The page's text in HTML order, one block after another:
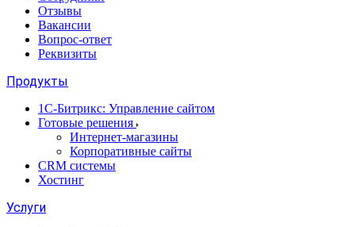
Отзывы
Вакансии
Вопрос-ответ
Реквизиты
Продукты
1С-Битрикс: Управление сайтом
Готовые решения
Интернет-магазины
Корпоративные сайты
CRM системы
Хостинг
Услуги